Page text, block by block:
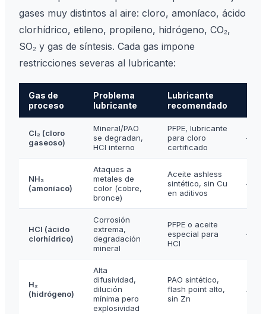
gases muy distintos al aire: cloro, amoníaco, ácido
clorhídrico, etileno, propileno, hidrógeno, CO₂,
SO₂ y gas de síntesis. Cada gas impone
restricciones severas al lubricante:
Gas de
proceso
Problema
lubricante
Lubricante
recomendado
Cl₂ (cloro
gaseoso)
Mineral/PAO
se degradan,
HCl interno
PFPE, lubricante
para cloro
certificado
—
NH₃
(amoníaco)
Ataques a
metales de
color (cobre,
bronce)
Aceite ashless
sintético, sin Cu
en aditivos
—
HCl (ácido
clorhídrico)
Corrosión
extrema,
degradación
mineral
PFPE o aceite
especial para
HCl
—
H₂
(hidrógeno)
Alta
difusividad,
dilución
mínima pero
explosividad
PAO sintético,
flash point alto,
sin Zn
API